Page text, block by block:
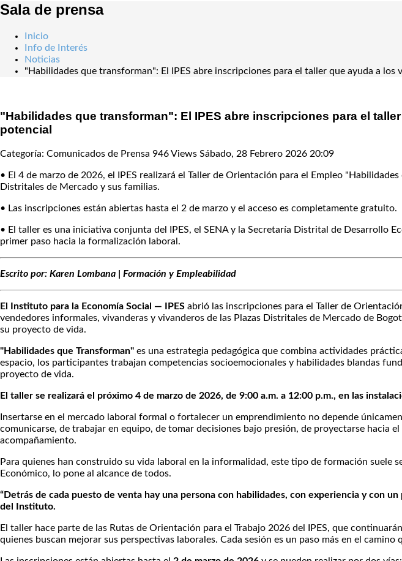
Sala de prensa
Inicio
Info de Interés
Noticias
"Habilidades que transforman": El IPES abre inscripciones para el taller que ayuda a
"Habilidades que transforman": El IPES abre inscripciones para el
potencial
Categoría: Comunicados de Prensa 946 Views Sábado, 28 Febrero 2026 20:09
• El 4 de marzo de 2026, el IPES realizará el Taller de Orientación para el Empleo
Distritales de Mercado y sus familias.
• Las inscripciones están abiertas hasta el 2 de marzo y el acceso es completamente gratuito.
• El taller es una iniciativa conjunta del IPES, el SENA y la Secretaría Distrital de Desarrollo
primer paso hacia la formalización laboral.
Escrito por: Karen Lombana | Formación y Empleabilidad
El Instituto para la Economía Social — IPES abrió las inscripciones para el Taller de
vendedores informales, vivanderas y vivanderos de las Plazas Distritales de Mercado de
su proyecto de vida.
"Habilidades que Transforman" es una estrategia pedagógica que combina actividades
espacio, los participantes trabajan competencias socioemocionales y habilidades blandas
proyecto de vida.
El taller se realizará el próximo 4 de marzo de 2026, de 9:00 a.m. a 12:00 p.m., en las
Insertarse en el mercado laboral formal o fortalecer un emprendimiento no depende
comunicarse, de trabajar en equipo, de tomar decisiones bajo presión, de proyectarse hacia
acompañamiento.
Para quienes han construido su vida laboral en la informalidad, este tipo de formación
Económico, lo pone al alcance de todos.
“Detrás de cada puesto de venta hay una persona con habilidades, con experiencia y con
del Instituto.
El taller hace parte de las Rutas de Orientación para el Trabajo 2026 del IPES, que
quienes buscan mejorar sus perspectivas laborales. Cada sesión es un paso más en el